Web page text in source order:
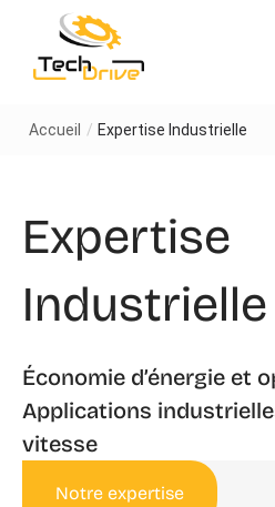
contenu
Accueil / Expertise Industrielle
Expertise
Industrielle
Économie d’énergie et
Applications
vitesse
Notre expertise